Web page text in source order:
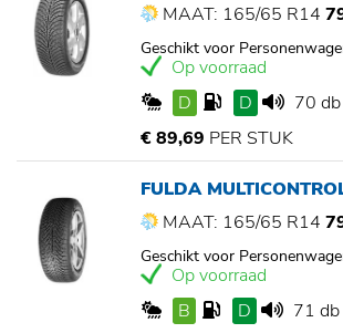
MAAT: 165/65 R14
Geschikt voor
Op voorraad
D
D
70 db
€ 89,69 PER STUK
FULDA
MAAT: 165/65 R14
Geschikt voor
Op voorraad
B
D
71 db